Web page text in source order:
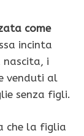
come
incinta
i
venduti al
senza figli.
che la figlia